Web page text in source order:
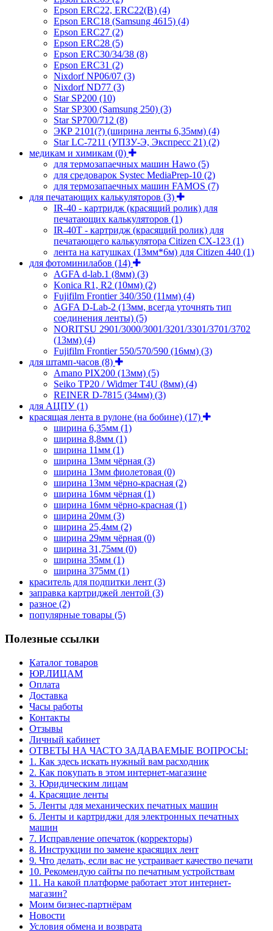
Epson ERC22, ERC22(B) (4)
Epson ERC18 (Samsung 4615) (4)
Epson ERC27 (2)
Epson ERC28 (5)
Epson ERC30/34/38 (8)
Epson ERC31 (2)
Nixdorf NP06/07 (3)
Nixdorf ND77 (3)
Star SP200 (10)
Star SP300 (Samsung 250) (3)
Star SP700/712 (8)
ЭКР 2101(?) (ширина ленты 6,35мм) (4)
Star LC-7211 (УПЗУ-Э, Экспресс 21) (2)
медикам и химикам (0)
для термозапаечных машин Hawo (5)
для средоварок Systec MediaPrep-10 (2)
для термозапаечных машин FAMOS (7)
для печатающих калькуляторов (3)
IR-40 - картридж (красящий ролик) для
печатающих калькуляторов (1)
IR-40T - картридж (красящий ролик) для
печатающего калькулятора Citizen CX-123 (1)
лента на катушках (13мм*6м) для Citizen 440 (1)
для фотоминилабов (14)
AGFA d-lab.1 (8мм) (3)
Konica R1, R2 (10мм) (2)
Fujifilm Frontier 340/350 (11мм) (4)
AGFA D-Lab-2 (13мм, всегда уточнять тип
соединения ленты) (5)
NORITSU 2901/3000/3001/3201/3301/3701/3702
(13мм) (4)
Fujifilm Frontier 550/570/590 (16мм) (3)
для штамп-часов (8)
Amano PIX200 (13мм) (5)
Seiko TP20 / Widmer T4U (8мм) (4)
REINER D-7815 (34мм) (3)
для АЦПУ(1)
красящая лента в рулоне (на бобине) (17)
ширина 6,35мм (1)
ширина 8,8мм (1)
ширина 11мм (1)
ширина 13мм чёрная (3)
ширина 13мм фиолетовая (0)
ширина 13мм чёрно-красная (2)
ширина 16мм чёрная (1)
ширина 16мм чёрно-красная (1)
ширина 20мм (3)
ширина 25,4мм (2)
ширина 29мм чёрная (0)
ширина 31,75мм (0)
ширина 35мм (1)
ширина 375мм (1)
краситель для подпитки лент (3)
заправка картриджей лентой (3)
разное (2)
популярные товары (5)
Полезные ссылки
Каталог товаров
ЮР.ЛИЦАМ
Оплата
Доставка
Часы работы
Контакты
Отзывы
Личный кабинет
ОТВЕТЫ НА ЧАСТО ЗАДАВАЕМЫЕ ВОПРОСЫ:
1. Как здесь искать нужный вам расходник
2. Как покупать в этом интернет-магазине
3. Юридическим лицам
4. Красящие ленты
5. Ленты для механических печатных машин
6. Ленты и картриджи для электронных печатных
машин
7. Исправление опечаток (корректоры)
8. Инструкции по замене красящих лент
9. Что делать, если вас не устраивает качество печати
10. Рекомендую сайты по печатным устройствам
11. На какой платформе работает этот интернет-
магазин?
Моим бизнес-партнёрам
Новости
Условия обмена и возврата